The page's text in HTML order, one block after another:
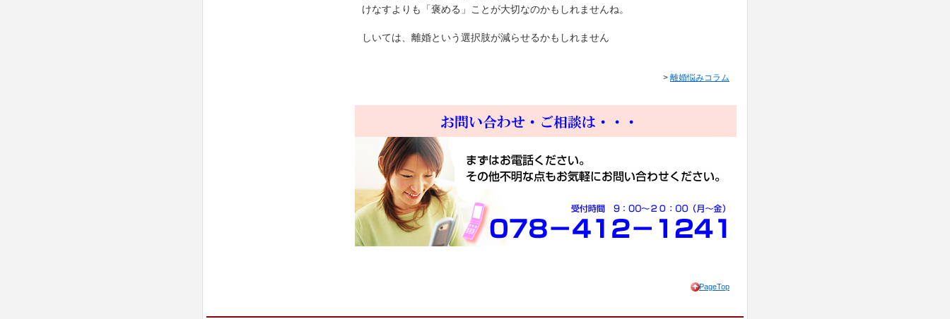
けなすよりも「褒める」ことが大切なのかもしれませんね。
しいては、離婚という選択肢が減らせるかもしれません
> 離婚悩みコラム
PageTop